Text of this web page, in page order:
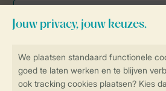
Veilig en snel online boeken